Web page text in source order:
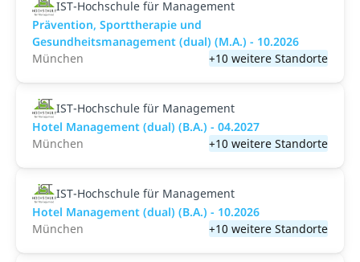
IST-Hochschule für Management
Prävention, Sporttherapie und
Gesundheitsmanagement (dual) (M.A.) - 10.2026
München
+10 weitere Standorte
IST-Hochschule für Management
Hotel Management (dual) (B.A.) - 04.2027
München
+10 weitere Standorte
IST-Hochschule für Management
Hotel Management (dual) (B.A.) - 10.2026
München
+10 weitere Standorte